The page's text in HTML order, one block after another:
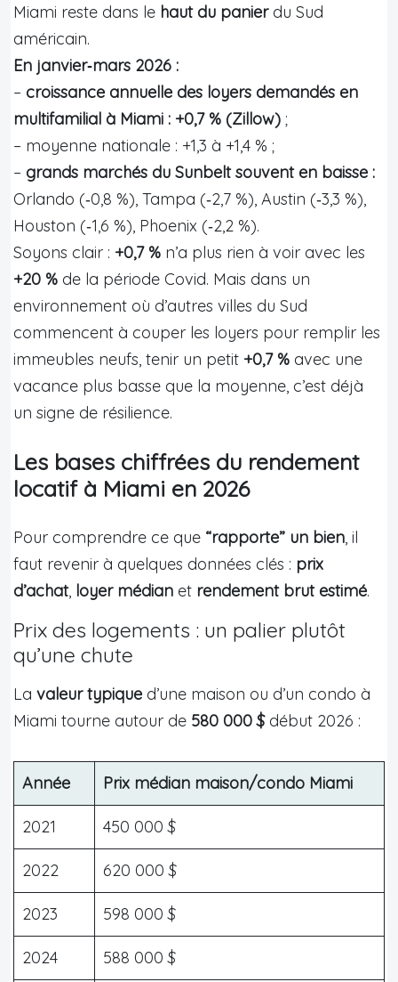
Miami reste dans le haut du panierdu Sud
américain.
En janvier‑mars 2026 :
– croissance annuelle des loyers demandés en
multifamilial à Miami : +0,7 % (Zillow) ;
– moyenne nationale : +1,3 à +1,4 % ;
– grands marchés du Sunbelt souvent en baisse :
Orlando (‑0,8 %), Tampa (‑2,7 %), Austin (‑3,3 %),
Houston (‑1,6 %), Phoenix (‑2,2 %).
Soyons clair : +0,7 % n’a plus rien à voir avec les
+20 % de la période Covid. Mais dans un
environnement où d’autres villes du Sud
commencent à couper les loyers pour remplir les
immeubles neufs, tenir un petit +0,7 % avec une
vacance plus basse que la moyenne, c’est déjà
un signe de résilience.
Les bases chiffrées du rendement
locatif à Miami en 2026
Pour comprendre ce que “rapporte” un bien, il
faut revenir à quelques données clés : prix
d’achat, loyer médian et rendement brut estimé.
Prix des logements : un palier plutôt
qu’une chute
La valeur typique d’une maison ou d’un condo à
Miami tourne autour de 580 000 $début 2026 :
Année Prix médian maison/condo Miami
2021 450 000 $
2022 620 000 $
2023 598 000 $
2024 588 000 $